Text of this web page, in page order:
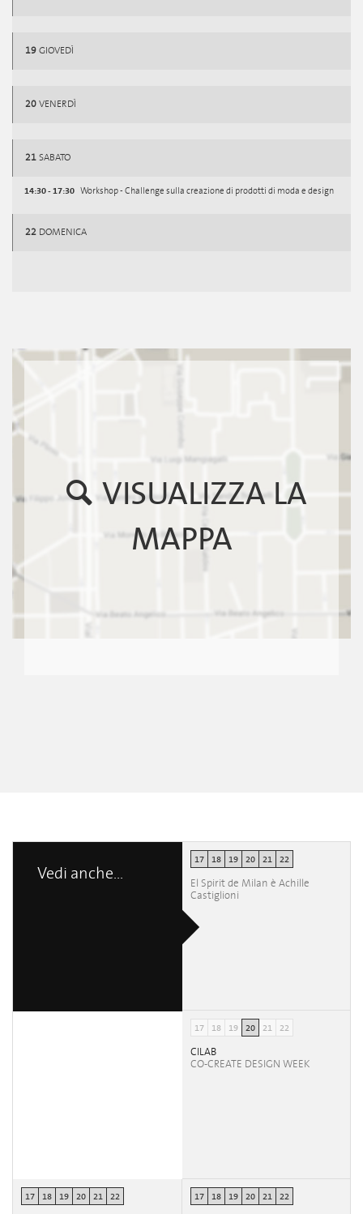
19 GIOVEDÌ
20 VENERDÌ
21 SABATO
14:30 - 17:30 Workshop - Challenge sulla creazione di prodotti di moda e design
22 DOMENICA
VISUALIZZA LA
MAPPA
Vedi anche...
17 18 19 20 21 22
El Spirit de Milan è Achille
Castiglioni
17 18 19 20 21 22
CILAB
CO-CREATE DESIGN WEEK
17 18 19 20 21 22 17 18 19 20 21 22